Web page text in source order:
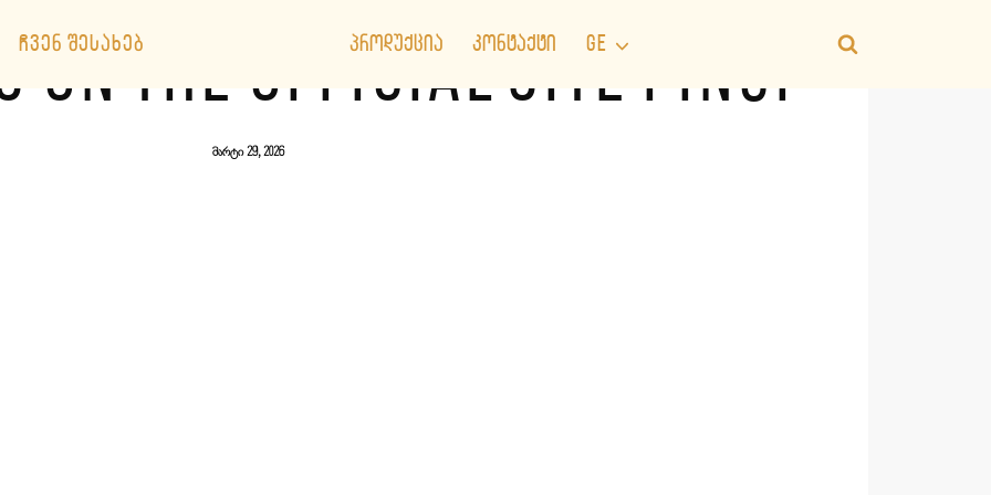
ᲩᲕᲔᲜ ᲨᲔᲡᲐᲮᲔᲑ ᲞᲠᲝᲓᲣᲥᲪᲘᲐ ᲙᲝᲜᲢᲐᲥᲢᲘ GE
ON THE OFFICIAL SITE PINUP
მარტი 29, 2026